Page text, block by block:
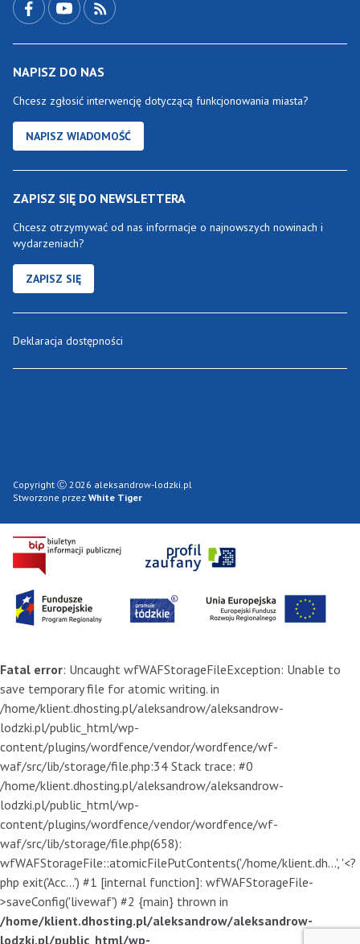
NAPISZ DO NAS
Chcesz zgłosić interwencję dotyczącą funkcjonowania miasta?
NAPISZ WIADOMOŚĆ
ZAPISZ SIĘ DO NEWSLETTERA
Chcesz otrzymywać od nas informacje o najnowszych nowinach i
wydarzeniach?
ZAPISZ SIĘ
Deklaracja dostępności
Copyright Ⓒ 2026 aleksandrow-lodzki.pl
Stworzone przez White Tiger
Fatal error: Uncaught wfWAFStorageFileException: Unable to
save temporary file for atomic writing. in
/home/klient.dhosting.pl/aleksandrow/aleksandrow-
lodzki.pl/public_html/wp-
content/plugins/wordfence/vendor/wordfence/wf-
waf/src/lib/storage/file.php:34 Stack trace: #0
/home/klient.dhosting.pl/aleksandrow/aleksandrow-
lodzki.pl/public_html/wp-
content/plugins/wordfence/vendor/wordfence/wf-
waf/src/lib/storage/file.php(658):
wfWAFStorageFile::atomicFilePutContents('/home/klient.dh...', '<?
php exit('Acc...') #1 [internal function]: wfWAFStorageFile-
>saveConfig('livewaf') #2 {main} thrown in
/home/klient.dhosting.pl/aleksandrow/aleksandrow-
lodzki.pl/public_html/wp-